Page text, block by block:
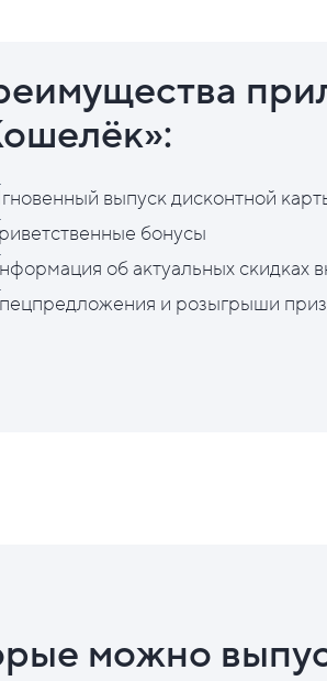
выпуск дисконтной
бонусы
об актуальных скидках
и розыгрыши
можно